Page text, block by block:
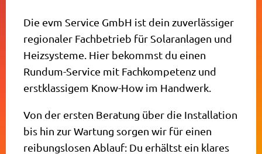
Die evm Service GmbH ist dein zuverlässiger
regionaler Fachbetrieb für Solaranlagen und
Heizsysteme. Hier bekommst du einen
Rundum-Service mit Fachkompetenz und
erstklassigem Know-How im Handwerk.
Von der ersten Beratung über die Installation
bis hin zur Wartung sorgen wir für einen
reibungslosen Ablauf: Du erhältst ein klares